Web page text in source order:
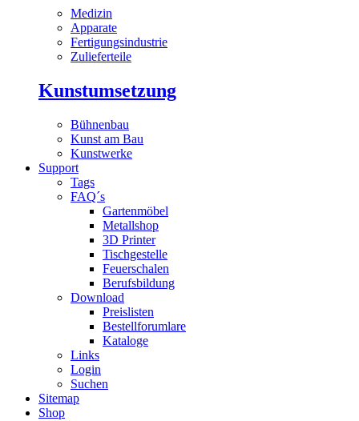
Medizin
Apparate
Fertigungsindustrie
Zulieferteile
Kunstumsetzung
Bühnenbau
Kunst am Bau
Kunstwerke
Support
Tags
FAQ´s
Gartenmöbel
Metallshop
3D Printer
Tischgestelle
Feuerschalen
Berufsbildung
Download
Preislisten
Bestellforumlare
Kataloge
Links
Login
Suchen
Sitemap
Shop